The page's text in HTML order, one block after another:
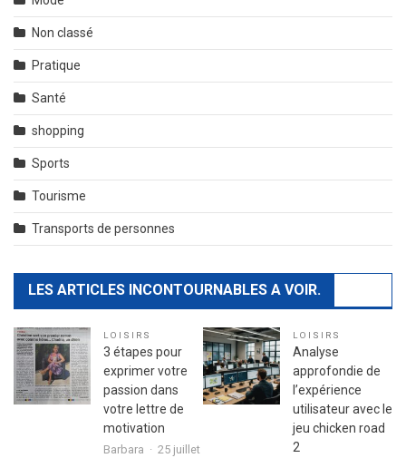
Non classé
Pratique
Santé
shopping
Sports
Tourisme
Transports de personnes
LES ARTICLES INCONTOURNABLES A VOIR.
LOISIRS
3 étapes pour
exprimer votre
passion dans
votre lettre de
motivation
Barbara
25 juillet
LOISIRS
Analyse
approfondie de
l’expérience
utilisateur avec le
jeu chicken road
2